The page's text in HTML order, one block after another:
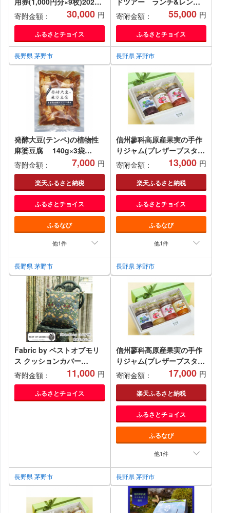
年12月1日から6か月間有効
チケット【1421788】
寄附金額： 30,000 円
ふるさとチョイス
長野県 茅野市
ルバイク込 1名分
【1420329】
寄附金額： 55,000 円
ふるさとチョイス
長野県 茅野市
発酵大豆(テンペ)の植物性
麻婆豆腐 140g×3袋
【1428348】
寄附金額： 7,000 円
楽天ふるさと納税
ふるさとチョイス
ふるなび
他1件
長野県 茅野市
信州蓼科高原産果実の手作
りジャム(プレザーブスタイ
ル)140g入り3種類詰め合わ
せ【1430789】
寄附金額： 13,000 円
楽天ふるさと納税
ふるさとチョイス
ふるなび
他1件
長野県 茅野市
Fabric by ベストオブモリ
ス クッションカバー
45×45cm A(いちご泥棒)
【1430605】
寄附金額： 11,000 円
ふるさとチョイス
長野県 茅野市
信州蓼科高原産果実の手作
りジャム(プレザーブスタイ
ル)140g入り4種類詰め合わ
せ【1430780】
寄附金額： 17,000 円
楽天ふるさと納税
ふるさとチョイス
ふるなび
他1件
長野県 茅野市